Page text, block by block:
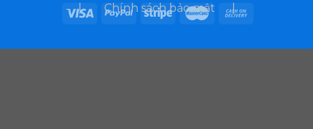
| Chính sách bảo mật |